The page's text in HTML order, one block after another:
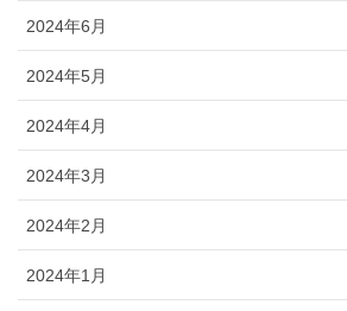
2024年6月
2024年5月
2024年4月
2024年3月
2024年2月
2024年1月